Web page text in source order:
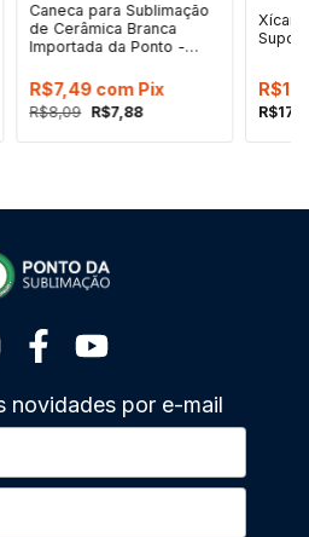
Caneca para Sublimação
de Cerâmica Branca
Importada da Ponto -
R$8,09 R$7,88
R$7,49 com Pix
Xícara
novidades por e-mail